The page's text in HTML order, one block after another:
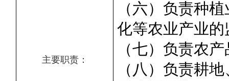
主要职责：
（六）负责种
化等农业产业
（七）负责农
（八）负责耕